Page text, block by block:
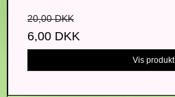
20,00 DKK
6,00 DKK
Vis produkt